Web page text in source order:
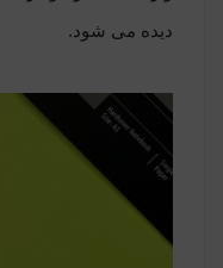
دیده می ‏شود.